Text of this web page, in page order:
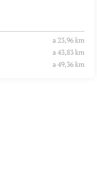
a 23,96 km
a 43,83 km
a 49,36 km